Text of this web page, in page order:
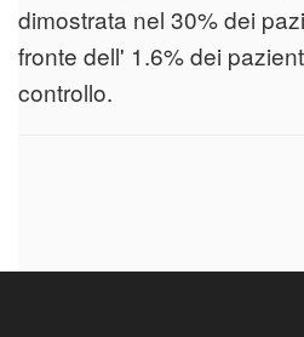
dimostrata nel 30% dei
fronte dell' 1.6% dei
controllo.